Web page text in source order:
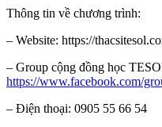
Thông tin về chương trình:
– Website: https://
– Group cộng đồng học
https://www.facebook.com/
– Điện thoại: 0905 55 66 54